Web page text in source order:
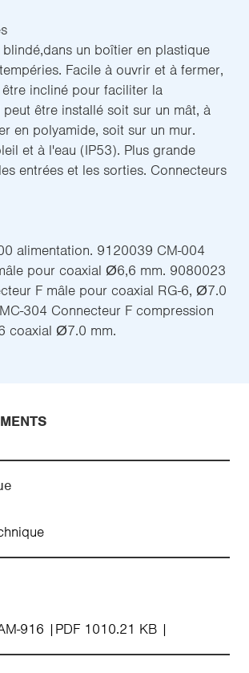
blindé,dans un boîtier en plastique
Facile à ouvrir et à fermer,
incliné pour faciliter la
être installé soit sur un mât, à
en polyamide, soit sur un mur.
et à l'eau (IP53). Plus grande
entrées et les sorties. Connecteurs
alimentation. 9120039 CM-004
pour coaxial Ø6,6 mm. 9080023
F mâle pour coaxial RG-6, Ø7.0
304 Connecteur F compression
coaxial Ø7.0 mm.
916 PDF 1010.21 KB